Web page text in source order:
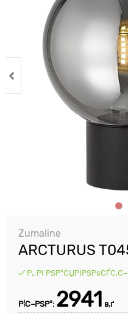
Zumaline
ARCTURUS
Р„ РІ РЅР°СЏРІРЅРѕСЃС‚С–
Р¦С–РЅР°: 2941 в‚ґ